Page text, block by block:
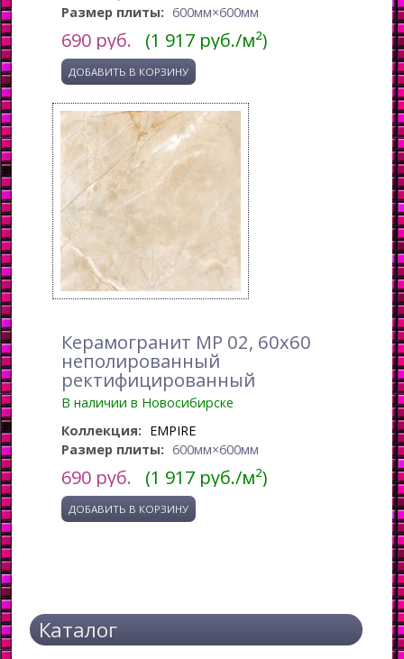
Размер плиты: 600мм×600мм
690 руб. (1 917 руб./м²)
Керамогранит MP 02, 60x60
неполированный
ректифицированный
В наличии в Новосибирске
Коллекция: EMPIRE
Размер плиты: 600мм×600мм
690 руб. (1 917 руб./м²)
Каталог